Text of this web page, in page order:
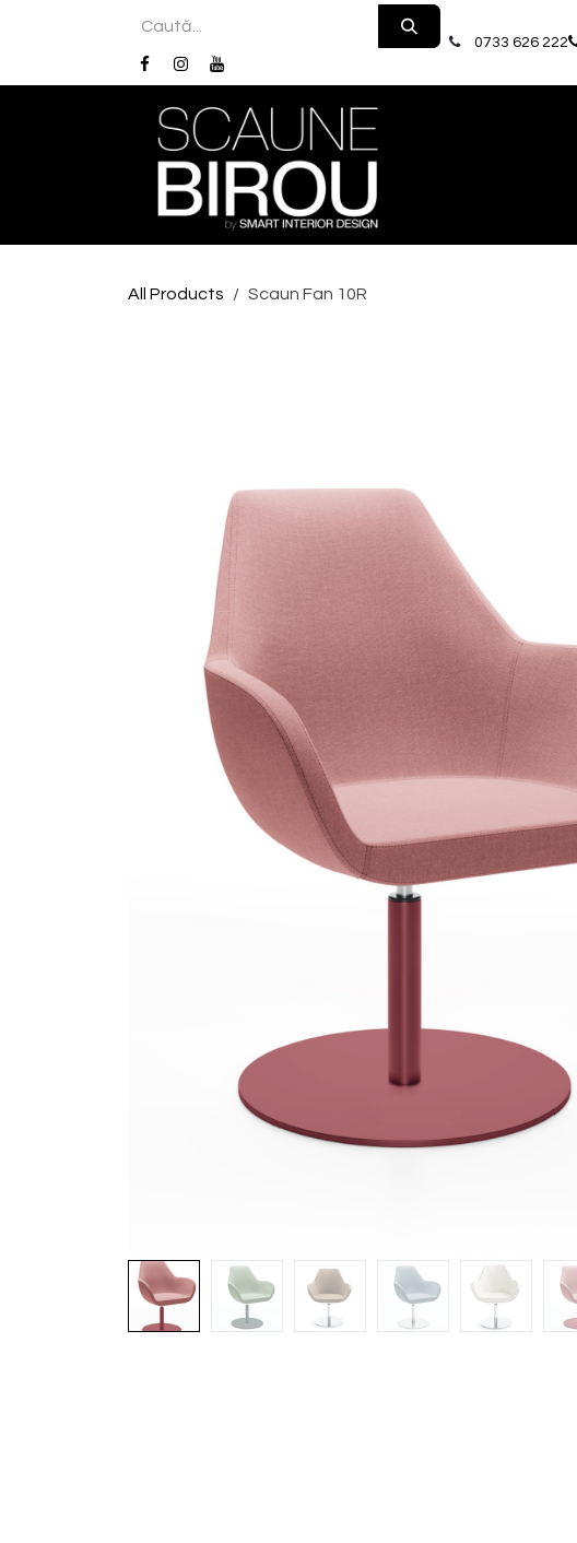
0733 626 222​
All Products Scaun Fan 10R